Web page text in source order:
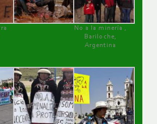
No a la minería ,
Bariloche,
Argentina